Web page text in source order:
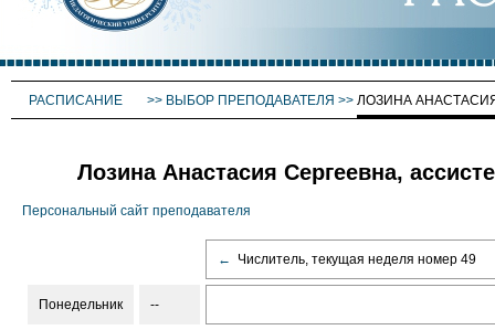
РАСПИСАНИЕ >> ВЫБОР ПРЕПОДАВАТЕЛЯ >> ЛОЗИНА
Лозина Анастасия Сергеевна,
Персональный сайт преподавателя
← Числитель, текущая неделя номер 49
Понедельник --